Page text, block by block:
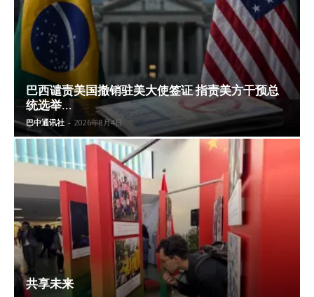
巴西谴责美国撤销驻美大使签证 指责美方干预总
统选举...
巴中通讯社 - 2026年8月4日
共享未来